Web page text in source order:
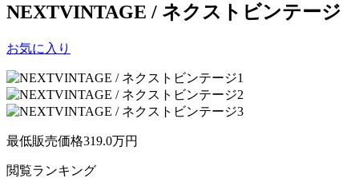
NEXTVINTAGE / ネクストビンテージ
お気に入り
最低販売価格319.0万円
閲覧ランキング